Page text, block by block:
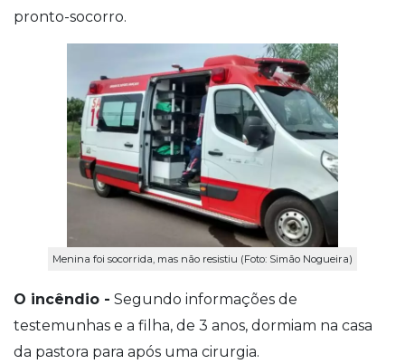
pronto-socorro.
Menina foi socorrida, mas não resistiu (Foto: Simão Nogueira)
O incêndio - Segundo informações de
testemunhas e a filha, de 3 anos, dormiam na casa
da pastora para após uma cirurgia.